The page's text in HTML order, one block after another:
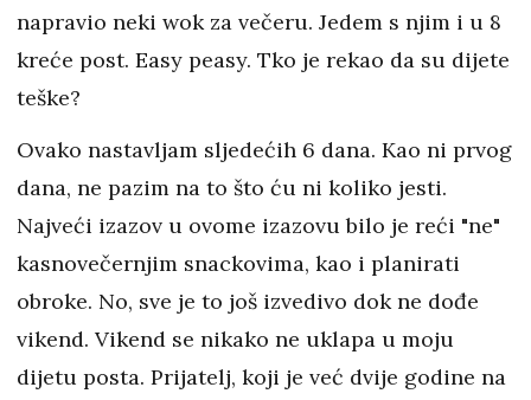
napravio neki wok za večeru. Jedem s njim i u 8
kreće post. Easy peasy. Tko je rekao da su dijete
teške?
Ovako nastavljam sljedećih 6 dana. Kao ni prvog
dana, ne pazim na to što ću ni koliko jesti.
Najveći izazov u ovome izazovu bilo je reći "ne"
kasnovečernjim snackovima, kao i planirati
obroke. No, sve je to još izvedivo dok ne dođe
vikend. Vikend se nikako ne uklapa u moju
dijetu posta. Prijatelj, koji je već dvije godine na